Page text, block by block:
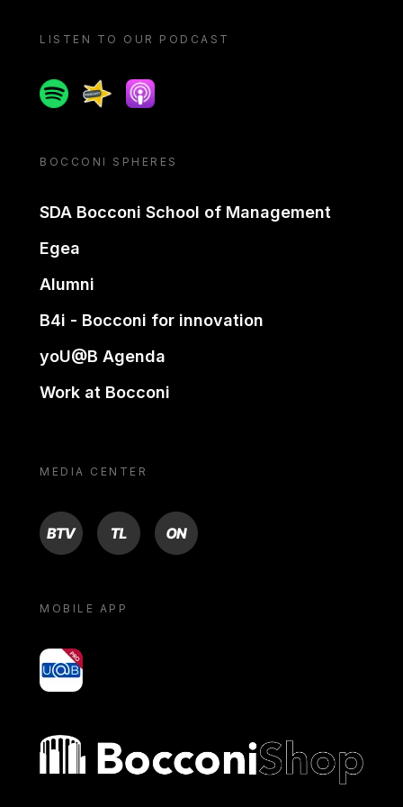
LISTEN TO OUR PODCAST
SpotifySpreakerApple podcast
BOCCONI SPHERES
SDA Bocconi School of Management
Egea
Alumni
B4i - Bocconi for innovation
yoU@B Agenda
Work at Bocconi
MEDIA CENTER
BTV TL ON
MOBILE APP
yoU@B
Bocconi shop